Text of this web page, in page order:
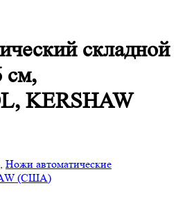
складной
см,
KERSHAW
Ножи автоматические
(США)